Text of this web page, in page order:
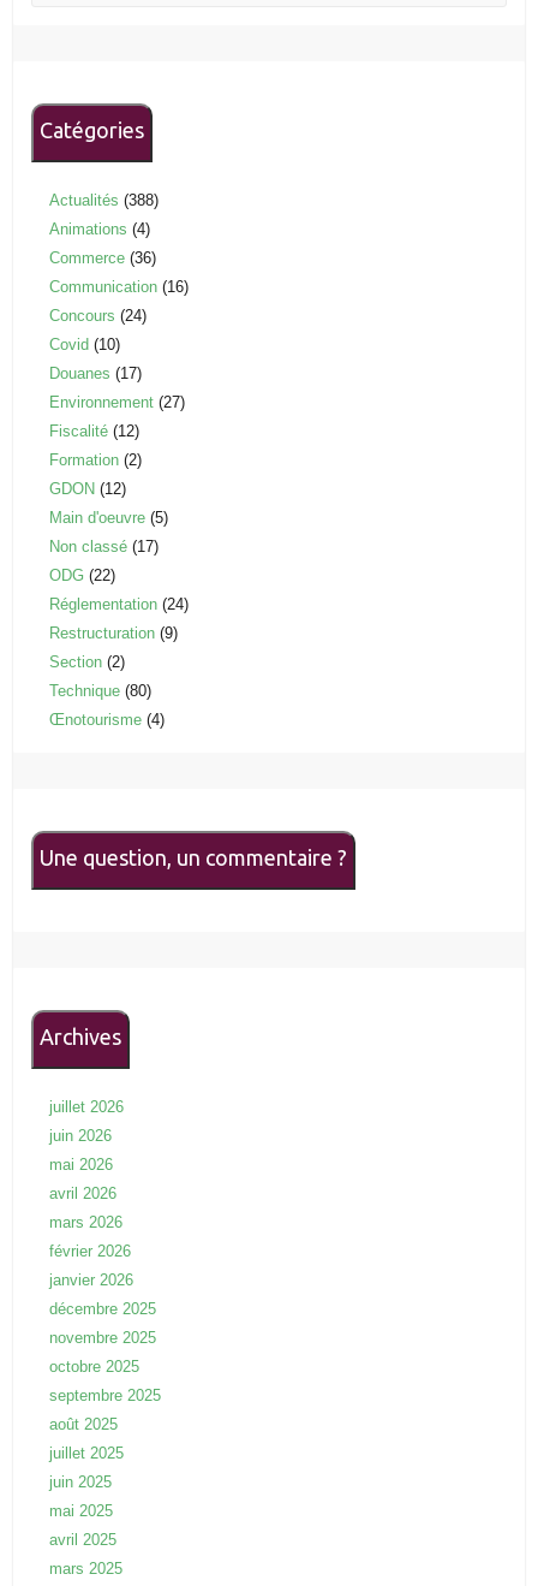
Catégories
Actualités (388)
Animations (4)
Commerce (36)
Communication (16)
Concours (24)
Covid (10)
Douanes (17)
Environnement (27)
Fiscalité (12)
Formation (2)
GDON (12)
Main d'oeuvre (5)
Non classé (17)
ODG (22)
Réglementation (24)
Restructuration (9)
Section (2)
Technique (80)
Œnotourisme (4)
Une question, un commentaire ?
Archives
juillet 2026
juin 2026
mai 2026
avril 2026
mars 2026
février 2026
janvier 2026
décembre 2025
novembre 2025
octobre 2025
septembre 2025
août 2025
juillet 2025
juin 2025
mai 2025
avril 2025
mars 2025